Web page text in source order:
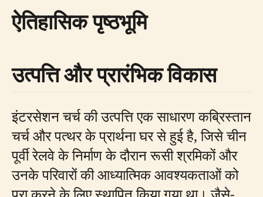
ऐतिहासिक पृष्ठभूमि
उत्पत्ति और प्रारंभिक विकास
इंटरसेशन चर्च की उत्पत्ति एक साधारण कब्रिस्तान
चर्च और पत्थर के प्रार्थना घर से हुई है, जिसे चीन
पूर्वी रेलवे के निर्माण के दौरान रूसी श्रमिकों और
उनके परिवारों की आध्यात्मिक आवश्यकताओं को